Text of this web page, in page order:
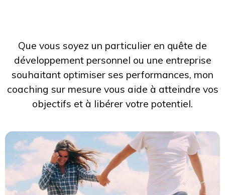
Que vous soyez un particulier en quête de
développement personnel ou une entreprise
souhaitant optimiser ses performances, mon
coaching sur mesure vous aide à atteindre vos
objectifs et à libérer votre potentiel.